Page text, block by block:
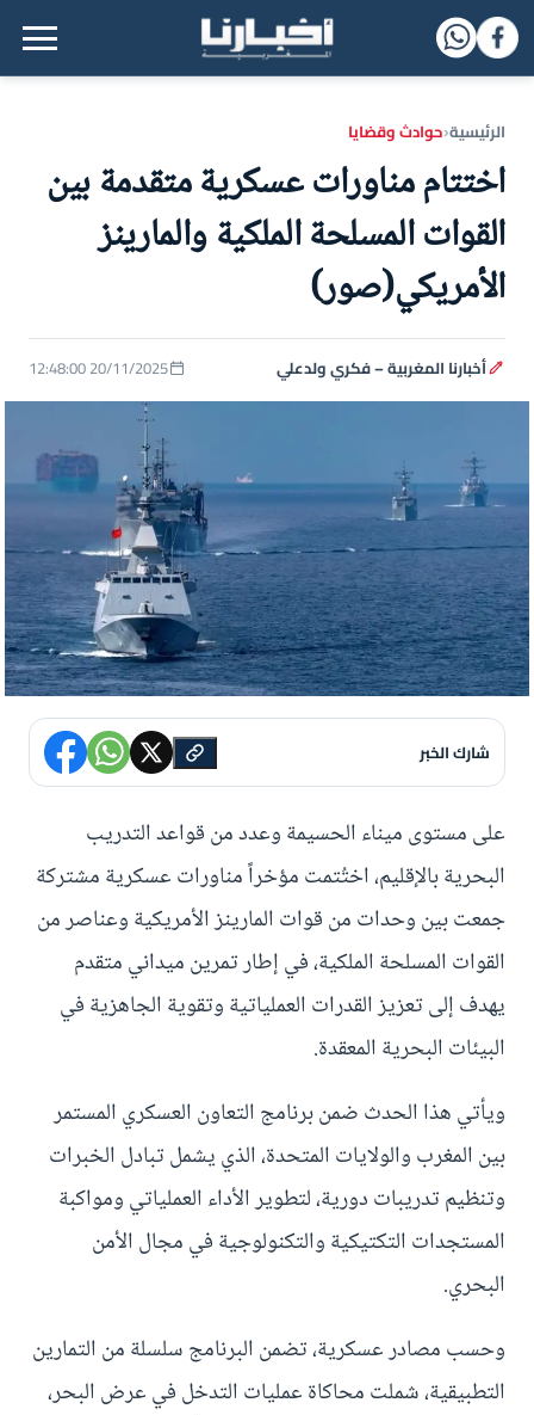
القائمة الرئيسية
الرئيسية‹حوادث وقضايا
اختتام مناورات عسكرية متقدمة بين
القوات المسلحة الملكية والمارينز
الأمريكي(صور)
أخبارنا المغربية – فكري ولدعلي 20/11/2025 12:48:00
شارك الخبر
على مستوى ميناء الحسيمة وعدد من قواعد التدريب
البحرية بالإقليم، اختُتمت مؤخراً مناورات عسكرية مشتركة
جمعت بين وحدات من قوات المارينز الأمريكية وعناصر من
القوات المسلحة الملكية، في إطار تمرين ميداني متقدم
يهدف إلى تعزيز القدرات العملياتية وتقوية الجاهزية في
البيئات البحرية المعقدة.
ويأتي هذا الحدث ضمن برنامج التعاون العسكري المستمر
بين المغرب والولايات المتحدة، الذي يشمل تبادل الخبرات
وتنظيم تدريبات دورية، لتطوير الأداء العملياتي ومواكبة
المستجدات التكتيكية والتكنولوجية في مجال الأمن
البحري.
وحسب مصادر عسكرية، تضمن البرنامج سلسلة من التمارين
التطبيقية، شملت محاكاة عمليات التدخل في عرض البحر،